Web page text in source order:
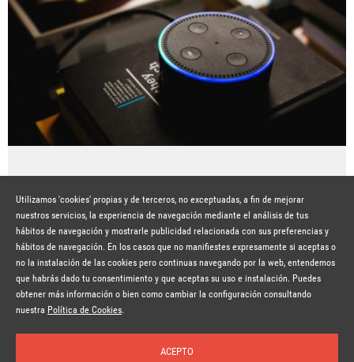
SEGUIR LEYENDO Hace 7 años
Suscríbete a la newsletter
© Copyright Lavinia 2026 – www.lavinia.tc
Nota Legal
Contacto
Utilizamos 'cookies' propias y de terceros, no exceptuadas, a fin de mejorar
nuestros servicios, la experiencia de navegación mediante el análisis de tus
hábitos de navegación y mostrarle publicidad relacionada con sus preferencias y
hábitos de navegación. En los casos que no manifiestes expresamente si aceptas o
no la instalación de las cookies pero continuas navegando por la web, entendemos
que habrás dado tu consentimiento y que aceptas su uso e instalación. Puedes
obtener más información o bien como cambiar la configuración consultando
nuestra Política de Cookies.
ACEPTO